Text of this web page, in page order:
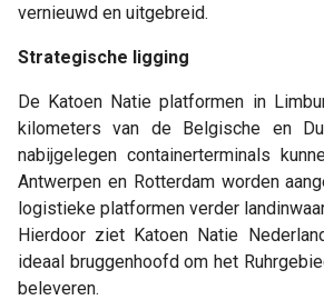
vernieuwd en uitgebreid.
Strategische ligging
De Katoen Natie platformen in
kilometers van de Belgische en
nabijgelegen containerterminals
Antwerpen en Rotterdam worden
logistieke platformen verder
Hierdoor ziet Katoen Natie
ideaal bruggenhoofd om het
beleveren.